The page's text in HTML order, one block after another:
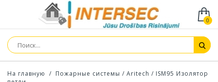
0
На главную / Пожарные системы / Aritech / ISM95 Изолятор